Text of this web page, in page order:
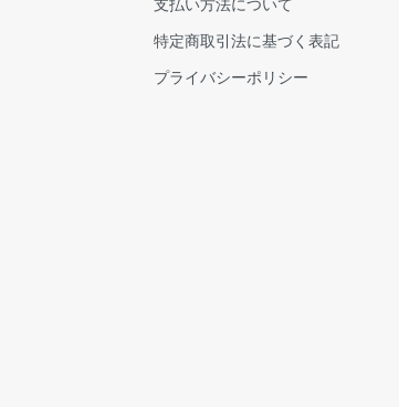
特定商取引法に基づく表記
プライバシーポリシー